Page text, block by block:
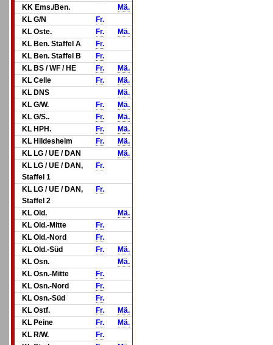
KK Ems./Ben.
Mä.
KL G/N
Fr.
KL Oste.
Fr.
Mä.
KL Ben. Staffel A
Fr.
KL Ben. Staffel B
Fr.
KL BS / WF / HE
Fr.
Mä.
KL Celle
Fr.
Mä.
KL DNS
Mä.
KL G/W.
Fr.
Mä.
KL G/S..
Fr.
Mä.
KL HPH.
Fr.
Mä.
KL Hildesheim
Fr.
Mä.
KL LG / UE / DAN
Mä.
KL LG / UE / DAN,
Staffel 1
Fr.
KL LG / UE / DAN,
Staffel 2
Fr.
KL Old.
Mä.
KL Old.-Mitte
Fr.
KL Old.-Nord
Fr.
KL Old.-Süd
Fr.
Mä.
KL Osn.
Mä.
KL Osn.-Mitte
Fr.
KL Osn.-Nord
Fr.
KL Osn.-Süd
Fr.
KL Ostf.
Fr.
Mä.
KL Peine
Fr.
Mä.
KL R/W.
Fr.